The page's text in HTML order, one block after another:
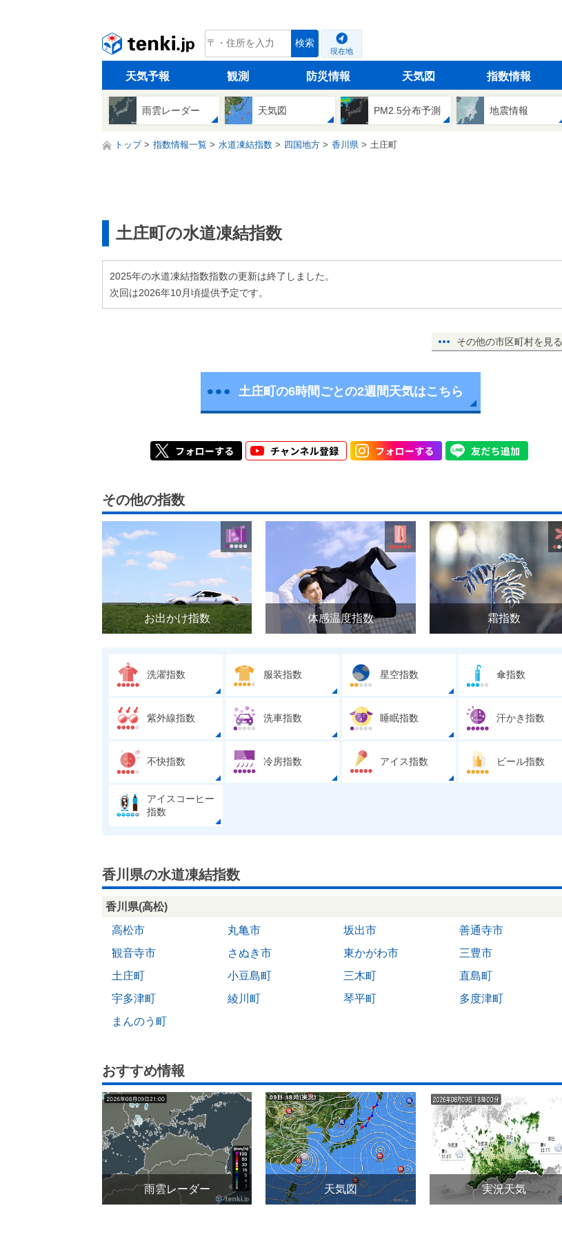
tenki.jp 検索
現在地
天気予報 観測 防災情報 天気図 指数情報
雨雲レーダー 天気図 PM2.5分布予測 地震情報
トップ 指数情報一覧 水道凍結指数 四国地方 香川県 土庄町
土庄町の水道凍結指数
2025年の水道凍結指数指数の更新は終了しました。
次回は2026年10月頃提供予定です。
その他の市区町村を見る
土庄町の6時間ごとの2週間天気はこちら
その他の指数
お出かけ指数 体感温度指数 霜指数
洗濯指数 服装指数 星空指数 傘指数
紫外線指数 洗車指数 睡眠指数 汗かき指数
不快指数 冷房指数 アイス指数 ビール指数
アイスコーヒー
指数
香川県の水道凍結指数
香川県(高松)
高松市
丸亀市 坂出市
善通寺市
観音寺市
さぬき市 東かがわ市
三豊市
土庄町
小豆島町 三木町
直島町
宇多津町
綾川町 琴平町
多度津町
まんのう町
おすすめ情報
雨雲レーダー 天気図 実況天気